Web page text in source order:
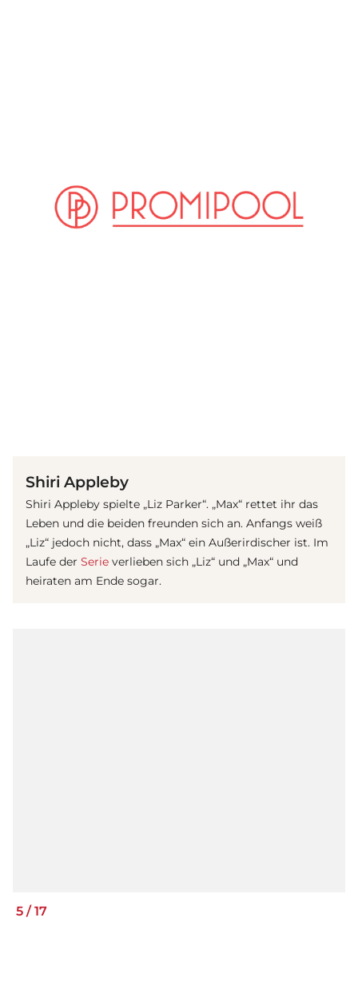
Shiri Appleby
Shiri Appleby spielte „Liz Parker“. „Max“ rettet ihr das
Leben und die beiden freunden sich an. Anfangs weiß
„Liz“ jedoch nicht, dass „Max“ ein Außerirdischer ist. Im
Laufe der Serie verlieben sich „Liz“ und „Max“ und
heiraten am Ende sogar.
5 / 17